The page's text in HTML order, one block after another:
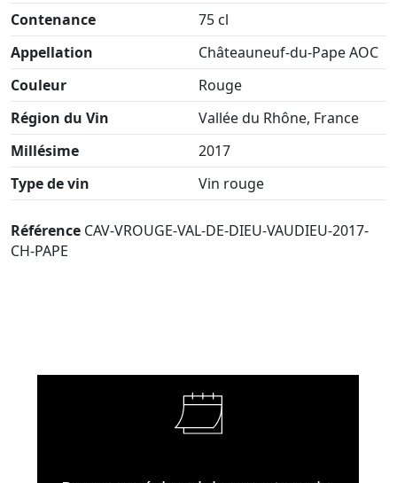
Contenance
75 cl
Appellation
Châteauneuf-du-Pape AOC
Couleur
Rouge
Région du Vin
Vallée du Rhône, France
Millésime
2017
Type de vin
Vin rouge
Référence CAV-VROUGE-VAL-DE-DIEU-VAUDIEU-2017-
CH-PAPE